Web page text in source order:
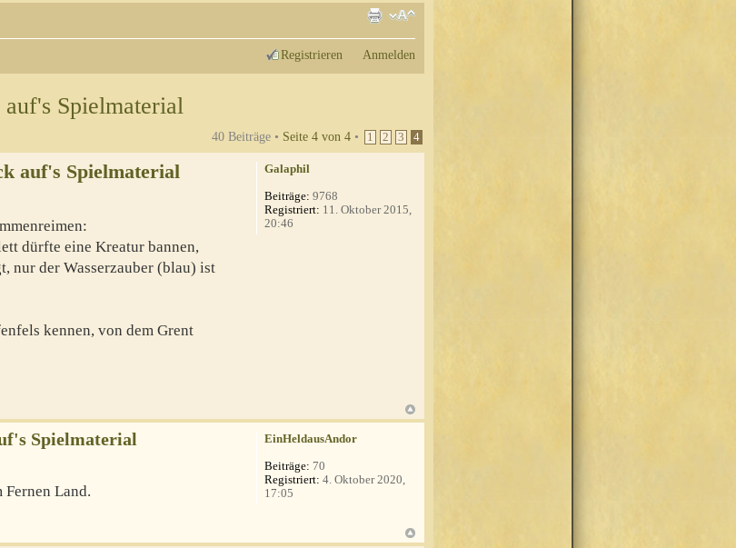
Registrieren Anmelden
Spielmaterial
40 Beiträge • Seite 4 von 4 • 1 2 3 4
auf's Spielmaterial
dürfte eine Kreatur bannen,
nur der Wasserzauber (blau) ist
kennen, von dem Grent
Galaphil
Beiträge: 9768
Registriert: 11. Oktober 2015,
20:46
Spielmaterial
Land.
EinHeldausAndor
Beiträge: 70
Registriert: 4. Oktober 2020,
17:05